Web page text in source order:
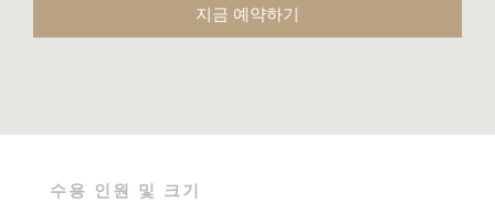
지금 예약하기
수용 인원 및 크기